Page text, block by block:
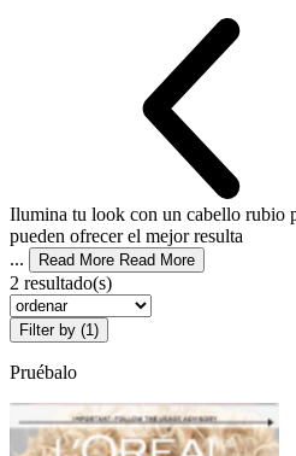
Ilumina tu look con un cabello rubio
pueden ofrecer el mejor resulta
...
Read More Read More
2 resultado(s)
Filter by (1)
Pruébalo